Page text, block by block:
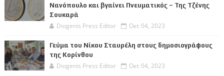
Νανόπουλο και βγαίνει Πνευματικός – Της Τζένης
Σουκαρά
Diogenis Press Editor Οκτ 04, 2023
Γεύμα του Νίκου Σταυρέλη στους δημοσιογράφους
της Κορίνθου
Diogenis Press Editor Οκτ 04, 2023